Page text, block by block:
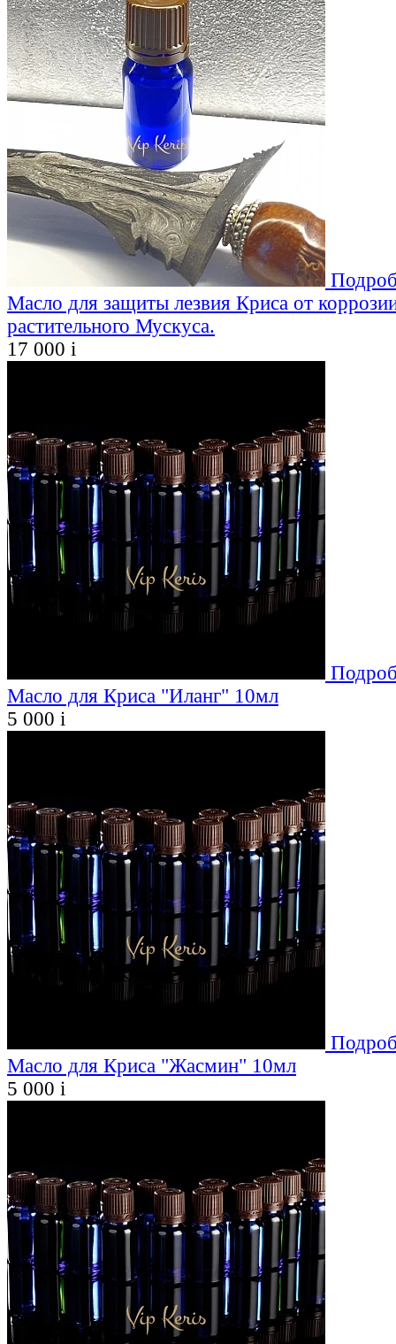
Масло для защиты лезвия Криса от
растительного Мускуса.
17 000 i
Масло для Криса "Иланг" 10мл
5 000 i
Масло для Криса "Жасмин" 10мл
5 000 i